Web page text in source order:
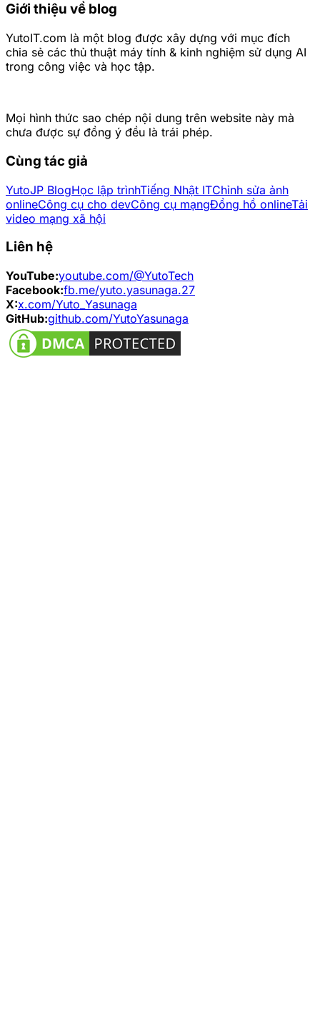
Giới thiệu về blog
YutoIT.com là một blog được xây dựng với mục đích
chia sẻ các thủ thuật máy tính & kinh nghiệm sử dụng AI
trong công việc và học tập.
Mọi hình thức sao chép nội dung trên website này mà
chưa được sự đồng ý đều là trái phép.
Cùng tác giả
YutoJP BlogHọc lập trìnhTiếng Nhật ITChỉnh sửa ảnh
onlineCông cụ cho devCông cụ mạngĐồng hồ onlineTải
video mạng xã hội
Liên hệ
YouTube:youtube.com/@YutoTech
Facebook:fb.me/yuto.yasunaga.27
X:x.com/Yuto_Yasunaga
GitHub:github.com/YutoYasunaga